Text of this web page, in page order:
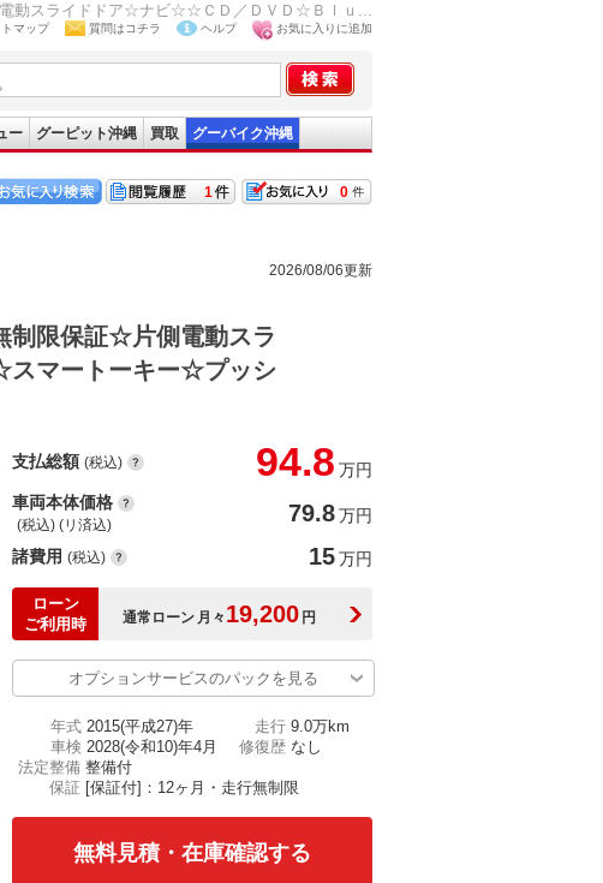
動スライドドア☆ナビ☆☆ＣＤ／ＤＶＤ☆Ｂｌｕ...
マップ 質問はコチラ ヘルプ お気に入りに追加
ー グーピット沖縄 買取 グーバイク沖縄
0
1
2026/08/06更新
限保証☆片側電動スラ
マートーキー☆プッシ
支払総額 (税込) 94.8 万円
車両本体価格
(税込) (リ済込) 79.8万円
諸費用 (税込) 15万円
ローン
ご利用時
通常ローン 月々 19,200 円
オプションサービスのパックを見る
年式 2015(平成27)年 走行 9.0万km
車検 2028(令和10)年4月 修復歴 なし
法定整備 整備付
保証 [保証付]：12ヶ月・走行無制限
無料見積・在庫確認する